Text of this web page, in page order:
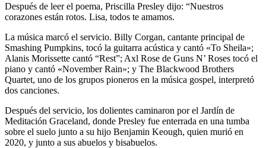
Después de leer el poema, Priscilla Presley dijo: “Nuestros
corazones están rotos. Lisa, todos te amamos.
La música marcó el servicio. Billy Corgan, cantante principal de
Smashing Pumpkins, tocó la guitarra acústica y cantó «To Sheila»;
Alanis Morissette cantó “Rest”; Axl Rose de Guns N’ Roses tocó el
piano y cantó «November Rain»; y The Blackwood Brothers
Quartet, uno de los grupos pioneros en la música gospel, interpretó
dos canciones.
Después del servicio, los dolientes caminaron por el Jardín de
Meditación Graceland, donde Presley fue enterrada en una tumba
sobre el suelo junto a su hijo Benjamin Keough, quien murió en
2020, y junto a sus abuelos y bisabuelos.